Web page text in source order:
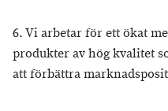
6. Vi arbetar för ett ökat
produkter av hög kvalitet
att förbättra